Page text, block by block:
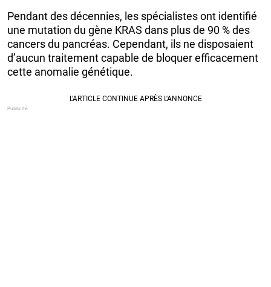
Pendant des décennies, les spécialistes ont identifié
une mutation du gène KRAS dans plus de 90 % des
cancers du pancréas. Cependant, ils ne disposaient
d’aucun traitement capable de bloquer efficacement
cette anomalie génétique.